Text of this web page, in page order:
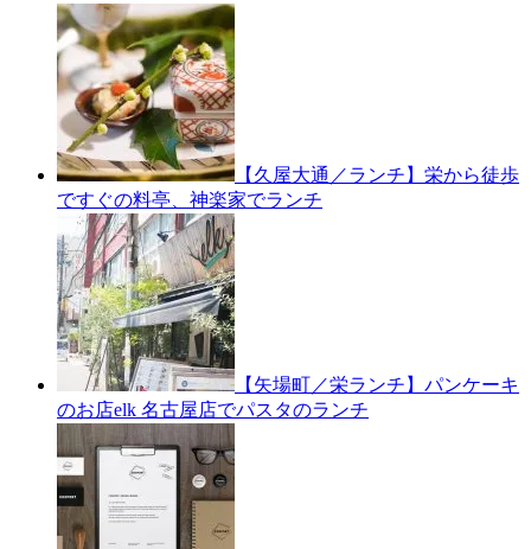
【久屋大通／ランチ】栄から徒歩
ですぐの料亭、神楽家でランチ
【矢場町／栄ランチ】パンケーキ
のお店elk 名古屋店でパスタのランチ